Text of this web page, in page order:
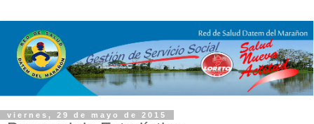
viernes, 29 de mayo de 2015